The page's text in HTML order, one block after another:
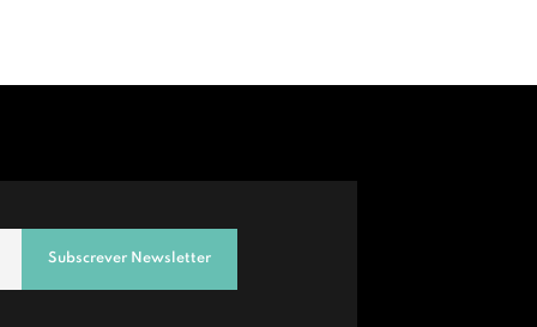
Subscrever Newsletter